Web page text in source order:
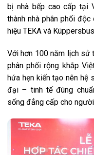
bị nhà bếp cao cấp tại
thành nhà phân phối
hiệu TEKA và
Với hơn 100 năm lịch sử
phân phối rộng khắp
hứa hẹn kiến tạo nên hệ
đại – tinh tế đúng
sống đẳng cấp cho